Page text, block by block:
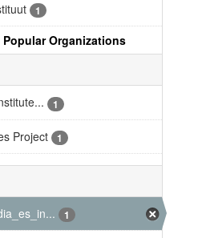
1
Organizations
1
Project 1
1